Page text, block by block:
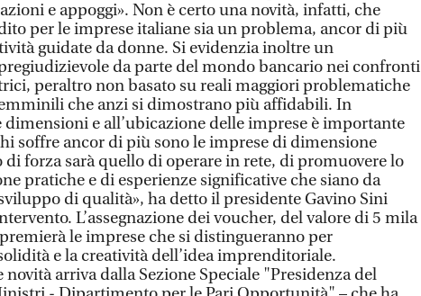
e appoggi». Non è certo una novità, infatti, che
per le imprese italiane sia un problema, ancor di più
guidate da donne. Si evidenzia inoltre un
da parte del mondo bancario nei confronti
peraltro non basato su reali maggiori problematiche
che anzi si dimostrano più affidabili. In
e all’ubicazione delle imprese è importante
soffre ancor di più sono le imprese di dimensione
forza sarà quello di operare in rete, di promuovere lo
pratiche e di esperienze significative che siano da
di qualità», ha detto il presidente Gavino Sini
L’assegnazione dei voucher, del valore di 5 mila
le imprese che si distingueranno per
e la creatività dell’idea imprenditoriale.
novità arriva dalla Sezione Speciale "Presidenza del